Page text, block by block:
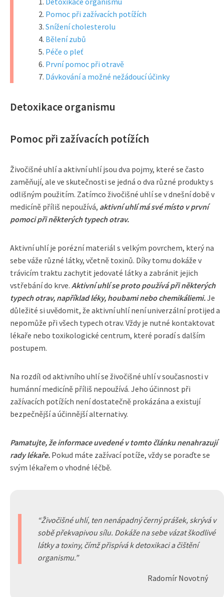
Pomoc při zažívacích potížích
Snížení cholesterolu
Bělení zubů
Péče o pleť
První pomoc při otravě
Dávkování a možné nežádoucí účinky
Detoxikace organismu
Pomoc při zažívacích potížích
Živočišné uhlí a aktivní uhlí jsou dva pojmy, které se často
zaměňují, ale ve skutečnosti se jedná o dva různé produkty s
odlišným použitím. Zatímco živočišné uhlí se v dnešní době v
medicíně příliš nepoužívá, aktivní uhlí má své místo v první
pomoci při některých typech otrav.
Aktivní uhlí je porézní materiál s velkým povrchem, který na
sebe váže různé látky, včetně toxinů. Díky tomu dokáže v
trávicím traktu zachytit jedovaté látky a zabránit jejich
vstřebání do krve. Aktivní uhlí se proto používá při některých
typech otrav, například léky, houbami nebo chemikáliemi.Je
důležité si uvědomit, že aktivní uhlí není univerzální protijed a
nepomůže při všech typech otrav. Vždy je nutné kontaktovat
lékaře nebo toxikologické centrum, které poradí s dalším
postupem.
Na rozdíl od aktivního uhlí se živočišné uhlí v současnosti v
humánní medicíně příliš nepoužívá. Jeho účinnost při
zažívacích potížích není dostatečně prokázána a existují
bezpečnější a účinnější alternativy.
Pamatujte, že informace uvedené v tomto článku nenahrazují
rady lékaře. Pokud máte zažívací potíže, vždy se poraďte se
svým lékařem o vhodné léčbě.
Živočišné uhlí, ten nenápadný černý prášek, skrývá v
sobě překvapivou sílu. Dokáže na sebe vázat škodlivé
látky a toxiny, čímž přispívá k detoxikaci a čištění
organismu.
Radomír Novotný